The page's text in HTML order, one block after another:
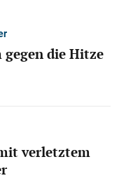
die Hitze
verletztem